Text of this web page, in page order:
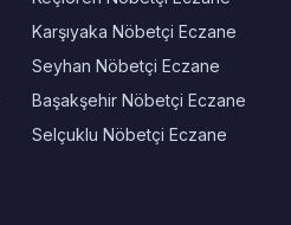
Karşıyaka Nöbetçi Eczane
Seyhan Nöbetçi Eczane
Başakşehir Nöbetçi Eczane
Selçuklu Nöbetçi Eczane